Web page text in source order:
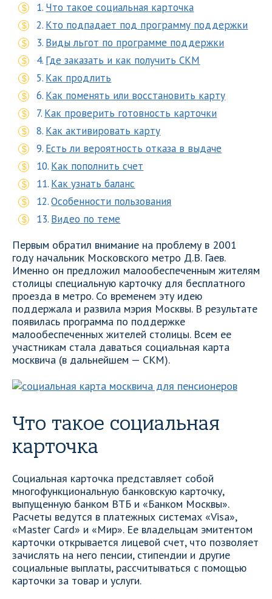
Что такое социальная карточка
Кто подпадает под программу поддержки
Виды льгот по программе поддержки
Где заказать и как получить СКМ
Как продлить
Как поменять или восстановить карту
Как проверить готовность карточки
Как активировать карту
Есть ли вероятность отказа в выдаче
Как пополнить счет
Как узнать баланс
Особенности пользования
Видео по теме
Первым обратил внимание на проблему в 2001
году начальник Московского метро Д.В. Гаев.
Именно он предложил малообеспеченным жителям
столицы специальную карточку для бесплатного
проезда в метро. Со временем эту идею
поддержала и развила мэрия Москвы. В результате
появилась программа по поддержке
малообеспеченных жителей столицы. Всем ее
участникам стала даваться социальная карта
москвича (в дальнейшем — СКМ).
Что такое социальная
карточка
Социальная карточка представляет собой
многофункциональную банковскую карточку,
выпущенную банком ВТБ и «Банком Москвы».
Расчеты ведутся в платежных системах «Visa»,
«Master Card» и «Мир». Ее владельцам эмитентом
карточки открывается лицевой счет, что позволяет
зачислять на него пенсии, стипендии и другие
социальные выплаты, рассчитываться с помощью
карточки за товар и услуги.